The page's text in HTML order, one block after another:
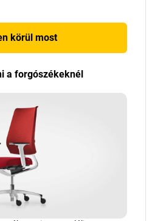
körül most
a forgószékeknél